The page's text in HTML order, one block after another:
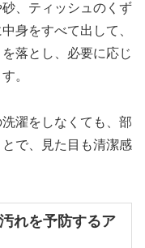
、ティッシュのくず
身をすべて出して、
落とし、必要に応じ
。​
濯をしなくても、部
で、見た目も清潔感
れを予防するア